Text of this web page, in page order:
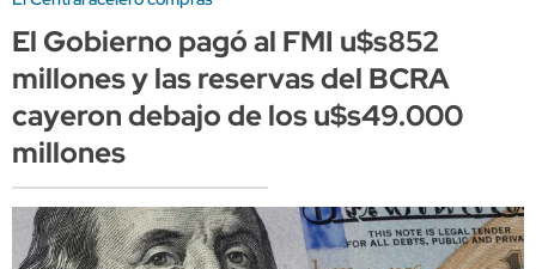
El Gobierno pagó al FMI u$s852
millones y las reservas del BCRA
cayeron debajo de los u$s49.000
millones